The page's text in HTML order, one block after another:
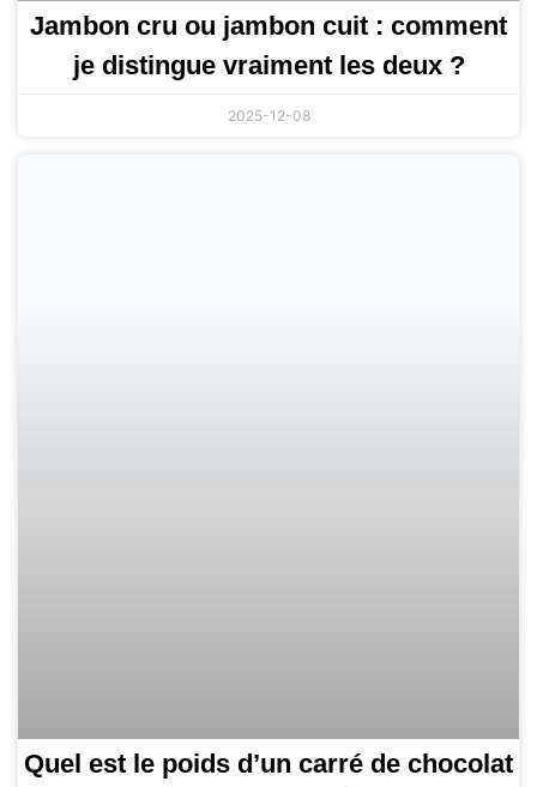
Jambon cru ou jambon cuit : comment
je distingue vraiment les deux ?
2025-12-08
Quel est le poids d’un carré de chocolat